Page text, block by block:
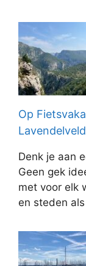
Op
Denk je aan
Geen gek
met voor elk
en steden